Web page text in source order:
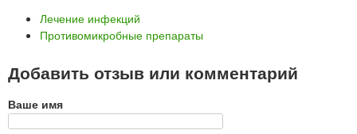
Лечение инфекций
Противомикробные препараты
Добавить отзыв или комментарий
Ваше имя